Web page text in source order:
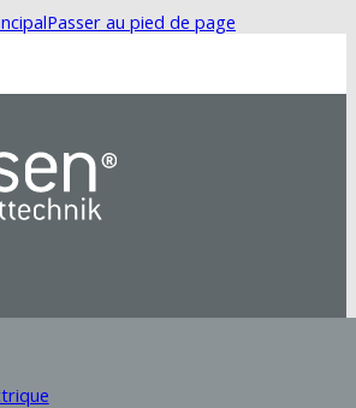
Passer au pied de page